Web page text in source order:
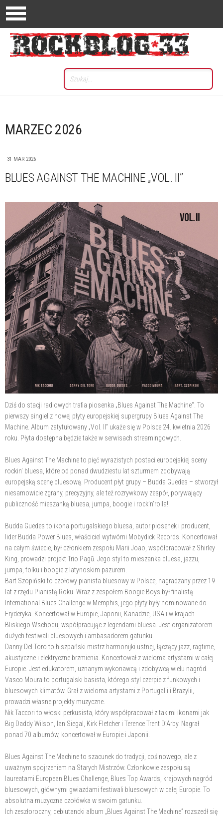
MARZEC 2026
31 MAR 2026
BLUES AGAINST THE MACHINE „VOL. II”
Dziś do stacji radiowych trafia piosenka „Blues Against The Machine“. To
pierwszy singiel z nowej płyty europejskiej supergrupy Blues Against The
Machine. Album zatytułowany „Vol. II” ukaże się w Polsce 24. kwietnia 2026
roku. Płyta dostępna będzie także w serwisach streamingowych.
Blues Against The Machine to pięć wyrazistych postaci europejskiej sceny
rockin’ bluesa, które od ponad dwudziestu lat szturmem zdobywają
europejską scenę bluesową. Producent płyt grupy – Budda Guedes – stworzył
niesamowicie zgrany, precyzyjny, ale też rozrywkowy zespół, porywający
publiczność mieszanką bluesa, jumpa, boogie i rock’n’rolla!
Budda Guedes to ikona portugalskiego bluesa, autor piosenek i producent,
lider Budda Power Blues, właściciel wytwórni Mobydick Records. Koncertował
na całym świecie, był członkiem zespołu Marii Joao, współpracował z Shirley
King, prowadzi projekt Trio Pagū. Jego styl to mieszanka bluesa, jazzu,
jumpa, folku i boogie z latynoskim pazurem.
Bart Szopiński to czołowy pianista bluesowy w Polsce, nagradzany przez 19
lat z rzędu Pianistą Roku. Wraz z zespołem Boogie Boys był finalistą
International Blues Challenge w Memphis, jego płyty były nominowane do
Fryderyka. Koncertował w Europie, Japonii, Kanadzie, USA i w krajach
Bliskiego Wschodu, współpracując z legendami bluesa. Jest organizatorem
dużych festiwali bluesowych i ambasadorem gatunku.
Danny Del Toro to hiszpański mistrz harmonijki ustnej, łączący jazz, ragtime,
akustyczne i elektryczne brzmienia. Koncertował z wieloma artystami w całej
Europie. Jest edukatorem, uznanym wykonawcą i zdobywcą wielu nagród.
Vasco Moura to portugalski basista, którego styl czerpie z funkowych i
bluesowych klimatów. Grał z wieloma artystami z Portugalii i Brazylii,
prowadzi własne projekty muzyczne.
Nik Taccori to włoski perkusista, który współpracował z takimi ikonami jak
Big Daddy Wilson, Ian Siegal, Kirk Fletcher i Terence Trent D’Arby. Nagrał
ponad 70 albumów, koncertował w Europie i Japonii.
Blues Against The Machine to szacunek do tradycji, coś nowego, ale z
uważnym spojrzeniem na Starych Mistrzów. Członkowie zespołu są
laureatami European Blues Challenge, Blues Top Awards, krajowych nagród
bluesowych, głównymi gwiazdami festiwali bluesowych w całej Europie. To
absolutna muzyczna czołówka w swoim gatunku.
Ich zeszłoroczny, debiutancki album „Blues Against The Machine” rozszedł się